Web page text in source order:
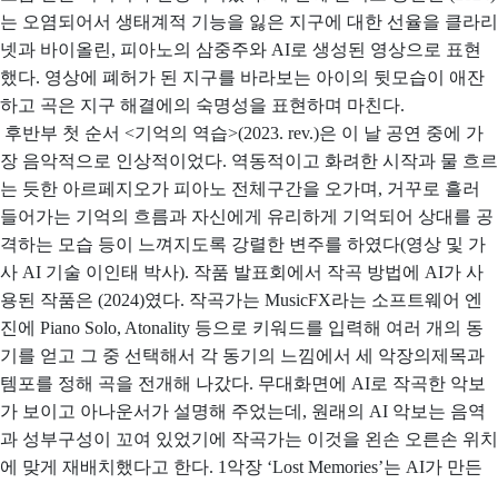
는 오염되어서 생태계적 기능을 잃은 지구에 대한 선율을 클라리
넷과 바이올린, 피아노의 삼중주와 AI로 생성된 영상으로 표현
했다. 영상에 폐허가 된 지구를 바라보는 아이의 뒷모습이 애잔
하고 곡은 지구 해결에의 숙명성을 표현하며 마친다.
후반부 첫 순서 <기억의 역습>(2023. rev.)은 이 날 공연 중에 가
장 음악적으로 인상적이었다. 역동적이고 화려한 시작과 물 흐르
는 듯한 아르페지오가 피아노 전체구간을 오가며, 거꾸로 흘러
들어가는 기억의 흐름과 자신에게 유리하게 기억되어 상대를 공
격하는 모습 등이 느껴지도록 강렬한 변주를 하였다(영상 및 가
사 AI 기술 이인태 박사). 작품 발표회에서 작곡 방법에 AI가 사
용된 작품은 (2024)였다. 작곡가는 MusicFX라는 소프트웨어 엔
진에 Piano Solo, Atonality 등으로 키워드를 입력해 여러 개의 동
기를 얻고 그 중 선택해서 각 동기의 느낌에서 세 악장의제목과
템포를 정해 곡을 전개해 나갔다. 무대화면에 AI로 작곡한 악보
가 보이고 아나운서가 설명해 주었는데, 원래의 AI 악보는 음역
과 성부구성이 꼬여 있었기에 작곡가는 이것을 왼손 오른손 위치
에 맞게 재배치했다고 한다. 1악장 ‘Lost Memories’는 AI가 만든